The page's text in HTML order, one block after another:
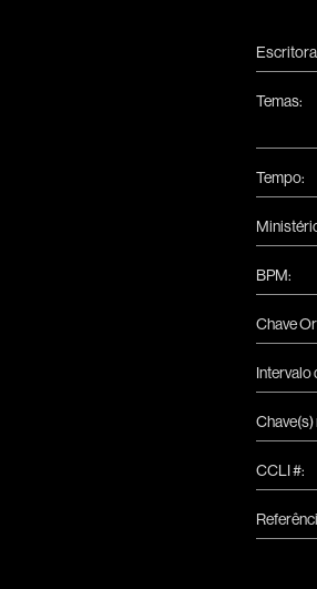
Temas:
Tempo:
BPM:
Chave
Intervalo
CCLI #: